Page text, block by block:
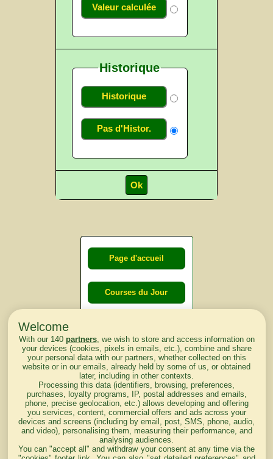
Valeur calculée
Historique
Historique
Pas d'Histor.
Page d'accueil
Courses du Jour
lendemain
Courses
d'aujourd'hui
Haut de Page
Welcome
With our 140 partners, we wish to store and access information on
your devices (cookies, pixels in emails, etc.), combine and share
your personal data with our partners, whether collected on this
website or in our emails, already held by some of us, or obtained
later, including in other contexts.
Processing this data (identifiers, browsing, preferences,
purchases, loyalty programs, IP, postal addresses and emails,
phone, precise geolocation, etc.) allows developing and offering
you services, content, commercial offers and ads across your
devices and screens (including by email, post, SMS, phone, audio,
and video), personalising them, measuring their performance, and
analysing audiences.
You can "accept all" and withdraw your consent at any time via the